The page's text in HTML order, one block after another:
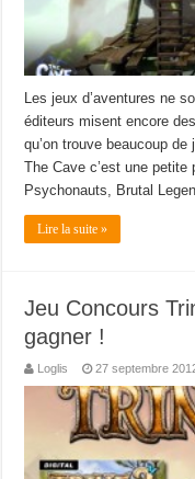
Les jeux d’aventures ne
éditeurs misent encore
qu’on trouve beaucoup
The Cave c’est une
Psychonauts, Brutal
Lire la suite »
Jeu Concours
gagner !
Loglis 27 septembre